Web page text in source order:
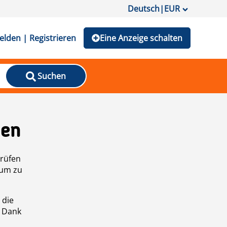
Deutsch|EUR
| Registrieren Eine Anzeige schalten
Suchen
zu
die